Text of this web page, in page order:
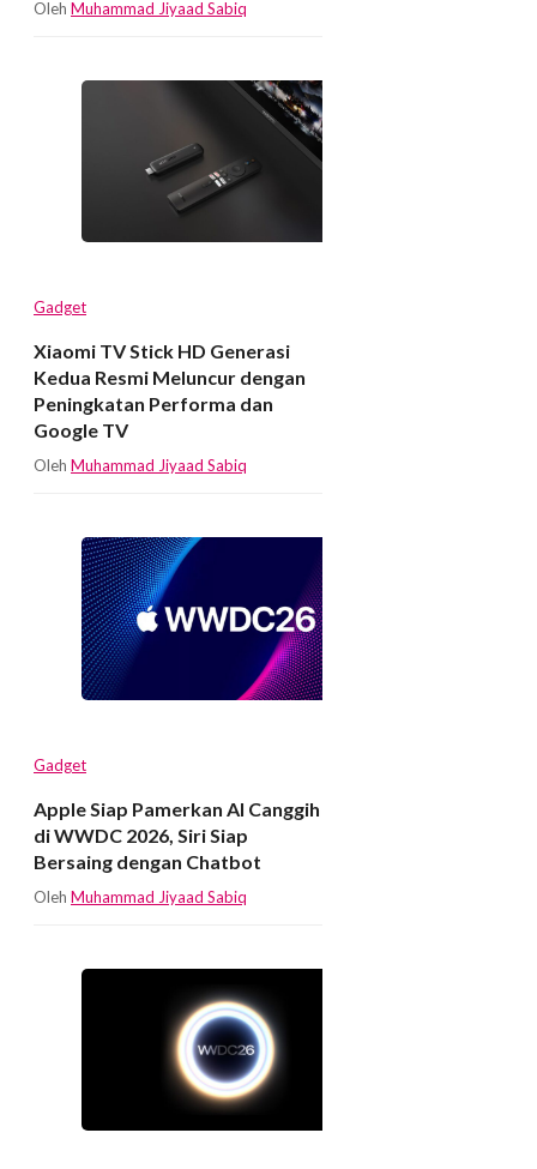
Oleh Muhammad Jiyaad Sabiq
Gadget
Xiaomi TV Stick HD Generasi
Kedua Resmi Meluncur dengan
Peningkatan Performa dan
Google TV
Oleh Muhammad Jiyaad Sabiq
Gadget
Apple Siap Pamerkan AI Canggih
di WWDC 2026, Siri Siap
Bersaing dengan Chatbot
Oleh Muhammad Jiyaad Sabiq